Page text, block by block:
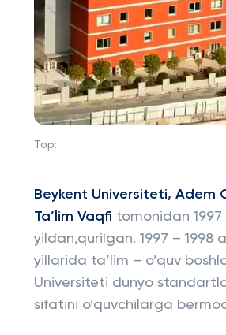
Top:
Beykent Universiteti, Adem
Ta’lim Vaqfi tomonidan 1997
yildan,qurilgan. 1997 – 1998
yillarida ta’lim – o’quv
Universiteti dunyo
sifatini o’quvchilarga